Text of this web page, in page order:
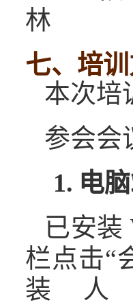
林
七、 培
本次培
参会会
1. 电
已安装
栏点击“
装